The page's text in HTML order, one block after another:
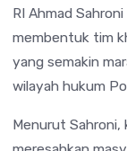
RI Ahmad Sahroni
membentuk tim
yang semakin
wilayah hukum
Menurut